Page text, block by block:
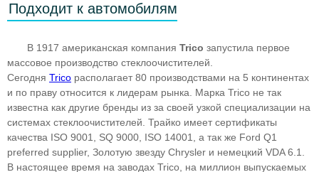
Подходит к автомобилям
В 1917 американская компания Trico запустила первое
массовое производство стеклоочистителей.
Сегодня Trico располагает 80 производствами на 5 континентах
и по праву относится к лидерам рынка. Марка Trico не так
известна как другие бренды из за своей узкой специализации на
системах стеклоочистителей. Трайко имеет сертификаты
качества ISO 9001, SQ 9000, ISO 14001, а так же Ford Q1
preferred supplier, Золотую звезду Chrysler и немецкий VDA 6.1.
В настоящее время на заводах Trico, на миллион выпускаемых